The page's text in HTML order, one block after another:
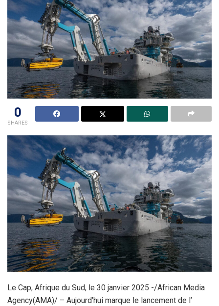
0
SHARES
Le Cap, Afrique du Sud, le 30 janvier 2025 -/African Media
Agency(AMA)/ – Aujourd’hui marque le lancement de l’